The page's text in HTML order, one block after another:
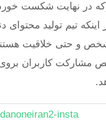
در نهایت شکست
تیم تولید محتوای
و حتی خلاقیت هستند.
مشارکت کاربران بروی